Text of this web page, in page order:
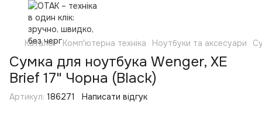
Каталог Комп'ютерна техніка Ноутбуки та аксесуари
Сумка для ноутбука Wenger, XE
Brief 17" Чорна (Black)
Артикул: 186271 Написати відгук